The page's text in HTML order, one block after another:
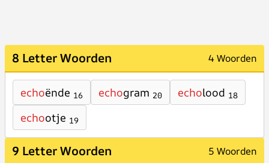
8 Letter Woorden 4 Woorden
echoënde 16 echogram 20 echolood 18
echootje 19
9 Letter Woorden 5 Woorden